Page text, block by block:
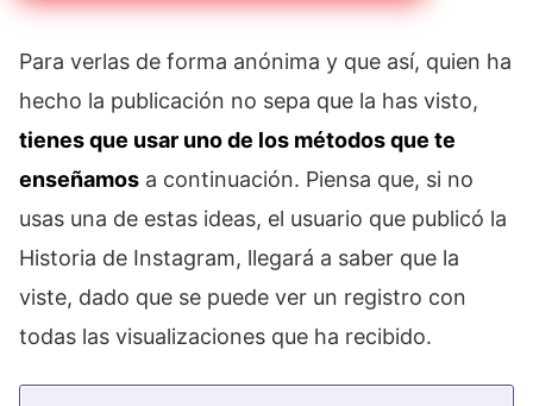
Para verlas de forma anónima y que así, quien ha
hecho la publicación no sepa que la has visto,
tienes que usar uno de los métodos que te
enseñamos a continuación. Piensa que, si no
usas una de estas ideas, el usuario que publicó la
Historia de Instagram, llegará a saber que la
viste, dado que se puede ver un registro con
todas las visualizaciones que ha recibido.